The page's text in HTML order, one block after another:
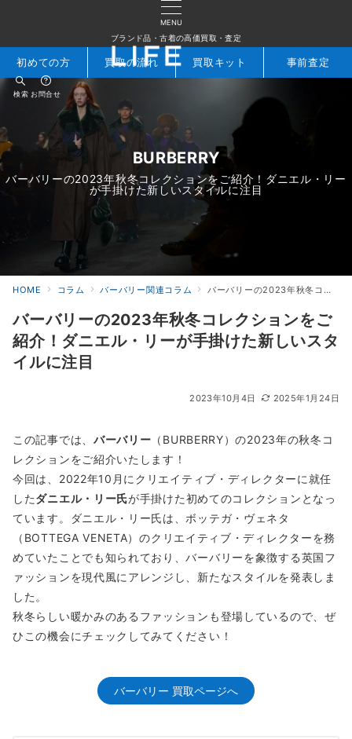
MENU
ブランド品・古着の高価買取・査定
検索 お問合せ
初めての方 買取の流れ 買取キット 事前査定
BURBERRY
バーバリーの2023年秋冬コレクションをご紹介！ダニエル・リー
が手掛けた新しいスタイルに注目
HOME コラム バーバリー関連コラム バーバリーの2023年秋冬コレクションをご紹介！ダニエル・リーが手掛けた新しいスタイルに注目
バーバリーの2023年秋冬コレクションをご
紹介！ダニエル・リーが手掛けた新しいスタ
イルに注目
2023年10月4日 2025年1月24日
この記事では、 バーバリー （BURBERRY）の2023年の秋冬コ
レクションをご紹介いたします！
今回は、2022年10月にクリエイティブ・ディレクターに就任
したダニエル・リー氏が手掛けた初めてのコレクションとなっ
ています。ダニエル・リー氏は、ボッテガ・ヴェネタ
（BOTTEGA VENETA）のクリエイティブ・ディレクターを務
めていたことでも知られており、バーバリーを象徴する英国フ
ァッションを現代風にアレンジし、新たなスタイルを発表しま
した。
秋冬らしい暖かみのあるファッションも登場しているので、ぜ
ひこの機会にチェックしてみてください！
バーバリー 買取ページへ